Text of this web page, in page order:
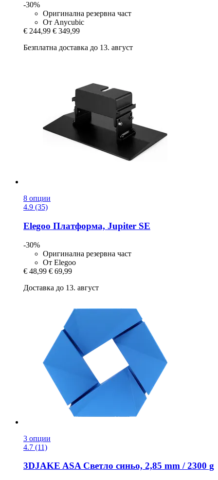
-30%
Оригинална резервна част
От Anycubic
€ 244,99 € 349,99
Безплатна доставка до 13. август
8 опции
4.9 (35)
Elegoo Платформа, Jupiter SE
-30%
Оригинална резервна част
От Elegoo
€ 48,99 € 69,99
Доставка до 13. август
3 опции
4.7 (11)
3DJAKE ASA Светло синьо, 2,85 mm / 2300 g